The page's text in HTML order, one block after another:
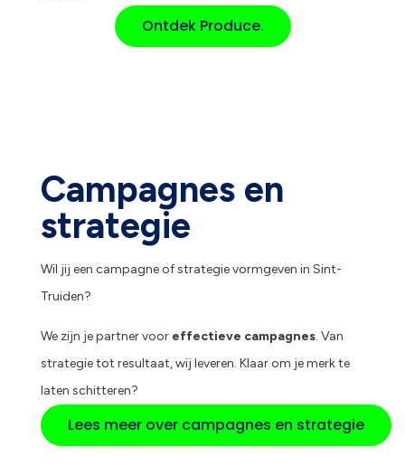
Ontdek Produce.
Campagnes en
strategie
Wil jij een campagne of strategie vormgeven in Sint-
Truiden?
We zijn je partner voor effectieve campagnes. Van
strategie tot resultaat, wij leveren. Klaar om je merk te
laten schitteren?
Lees meer over campagnes en strategie